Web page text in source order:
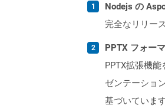
Nodejs の
完全なリリー
PPTX フォー
PPTX拡張機
ゼンテーショ
基づいていま